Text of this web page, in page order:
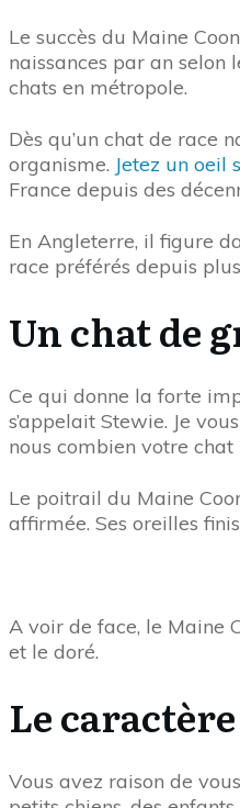
Le succès du Maine
naissances par an selon
chats en métropole.
Dès qu’un chat de race
organisme. Jetez un oeil
France depuis des
En Angleterre, il figure
race préférés depuis
Un chat de
Ce qui donne la forte
s’appelait Stewie. Je
nous combien votre
Le poitrail du Maine
affirmée. Ses oreilles
A voir de face, le Maine
et le doré.
Le
Vous avez raison de